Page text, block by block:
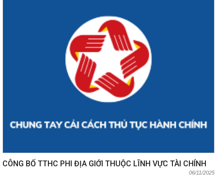
CÔNG BỐ TTHC PHI ĐỊA GIỚI THUỘC LĨNH VỰC TÀI CHÍNH
06/11/2025